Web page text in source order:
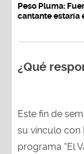
Peso Pluma:
cantante estaría
¿Qué
Este fin de
su vínculo con
programa “El